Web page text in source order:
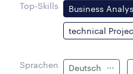
Top-Skills Business
technical
Sprachen Deutsch